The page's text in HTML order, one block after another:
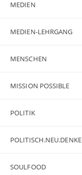
MEDIEN
MEDIEN-LEHRGANG
MENSCHEN
MISSION POSSIBLE
POLITIK
SOULFOOD